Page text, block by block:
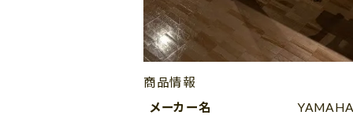
商品情報
メーカー名